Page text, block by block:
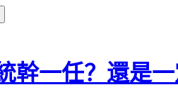
幹一任？還是一